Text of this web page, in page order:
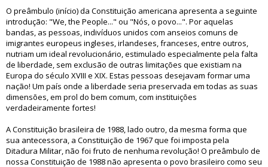
O preâmbulo (início) da Constituição americana apresenta a seguinte
introdução: "We, the People..." ou "Nós, o povo...". Por aquelas
bandas, as pessoas, indivíduos unidos com anseios comuns de
imigrantes europeus ingleses, irlandeses, franceses, entre outros,
nutriam um ideal revolucionário, estimulado especialmente pela falta
de liberdade, sem exclusão de outras limitações que existiam na
Europa do século XVIII e XIX. Estas pessoas desejavam formar uma
nação! Um país onde a liberdade seria preservada em todas as suas
dimensões, em prol do bem comum, com instituições
verdadeiramente fortes!
A Constituição brasileira de 1988, lado outro, da mesma forma que
sua antecessora, a Constituição de 1967 que foi imposta pela
Ditadura Militar, não foi fruto de nenhuma revolução! O preâmbulo de
nossa Constituição de 1988 não apresenta o povo brasileiro como seu